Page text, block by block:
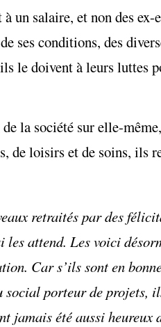
salaire, et non des ex-
ses conditions, des
le doivent à leurs luttes
la société sur elle-
loisirs et de soins, ils
retraités par des
attend. Les voici
Car s’ils sont en
porteur de projets,
jamais été aussi